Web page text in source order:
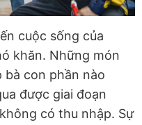
cuộc sống của
khăn. Những món
bà con phần nào
được giai đoạn
có thu nhập. Sự